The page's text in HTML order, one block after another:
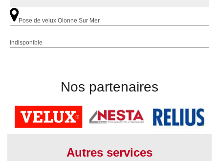
Pose de velux Olonne Sur Mer
indisponible
Nos partenaires
Autres services